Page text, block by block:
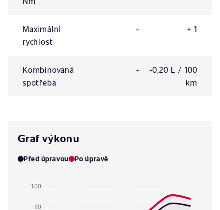
Maximální
rychlost
- + 1
Kombinovaná
spotřeba
-
-0,20 L / 100
km
Graf výkonu
Před úpravou Po úpravě
100
80